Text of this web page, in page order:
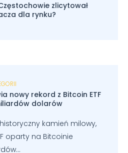
zlicytował
dla rynku?
nowy rekord z Bitcoin ETF
dolarów
kamień milowy,
oparty na Bitcoinie